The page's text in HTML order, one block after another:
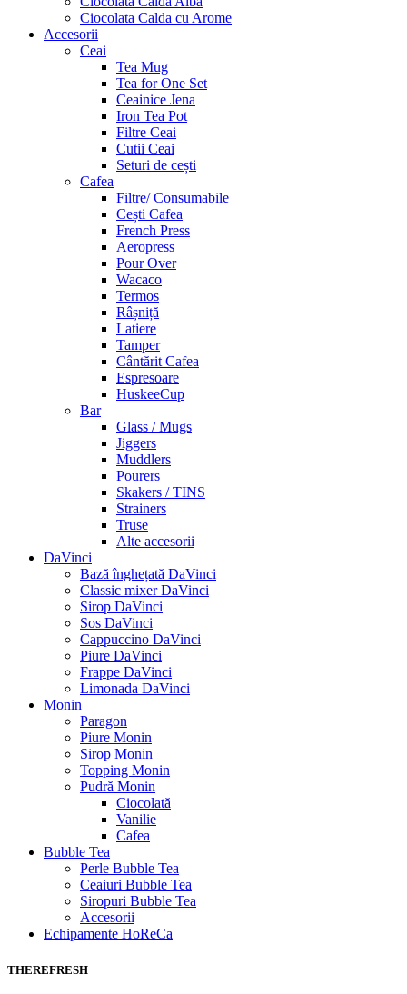
Ciocolata Calda cu Arome
Accesorii
Ceai
Tea Mug
Tea for One Set
Ceainice Jena
Iron Tea Pot
Filtre Ceai
Cutii Ceai
Seturi de cești
Cafea
Filtre/ Consumabile
Cești Cafea
French Press
Aeropress
Pour Over
Wacaco
Termos
Râșniță
Latiere
Tamper
Cântărit Cafea
Espresoare
HuskeeCup
Bar
Glass / Mugs
Jiggers
Muddlers
Pourers
Skakers / TINS
Strainers
Truse
Alte accesorii
DaVinci
Bază înghețată DaVinci
Classic mixer DaVinci
Sirop DaVinci
Sos DaVinci
Cappuccino DaVinci
Piure DaVinci
Frappe DaVinci
Limonada DaVinci
Monin
Paragon
Piure Monin
Sirop Monin
Topping Monin
Pudră Monin
Ciocolată
Vanilie
Cafea
Bubble Tea
Perle Bubble Tea
Ceaiuri Bubble Tea
Siropuri Bubble Tea
Accesorii
Echipamente HoReCa
THEREFRESH